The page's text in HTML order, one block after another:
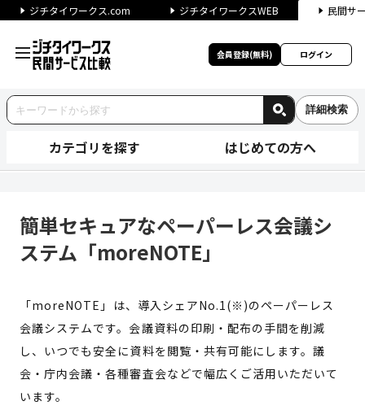
ジチタイワークス.com ジチタイワークスWEB 民間サ
会員登録(無料) ログイン
詳細検索
カテゴリを探す はじめての方へ
簡単セキュアなペーパーレス会議シ
ステム「moreNOTE」
「moreNOTE」は、導入シェアNo.1(※)のペーパーレス
会議システムです。会議資料の印刷・配布の手間を削減
し、いつでも安全に資料を閲覧・共有可能にします。議
会・庁内会議・各種審査会などで幅広くご活用いただいて
います。